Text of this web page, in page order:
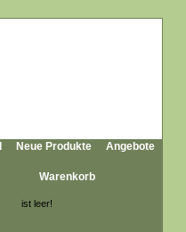
Neue Produkte Angebote
Warenkorb
ist leer!